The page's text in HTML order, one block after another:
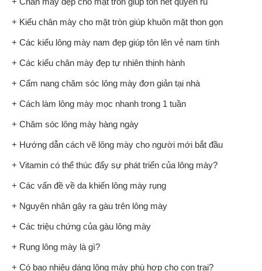
+ Kiểu chân mày cho mặt tròn giúp khuôn mặt thon gọn
+ Các kiểu lông mày nam đẹp giúp tôn lên vẻ nam tính
+ Các kiểu chân mày đẹp tự nhiên thịnh hành
+ Cẩm nang chăm sóc lông mày đơn giản tại nhà
+ Cách làm lông mày mọc nhanh trong 1 tuần
+ Chăm sóc lông mày hàng ngày
+ Hướng dẫn cách vẽ lông mày cho người mới bắt đầu
+ Vitamin có thể thúc đẩy sự phát triển của lông mày?
+ Các vấn đề về da khiến lông mày rụng
+ Nguyên nhân gây ra gàu trên lông mày
+ Các triệu chứng của gàu lông mày
+ Rụng lông mày là gì?
+ Có bao nhiêu dáng lông mày phù hợp cho con trai?